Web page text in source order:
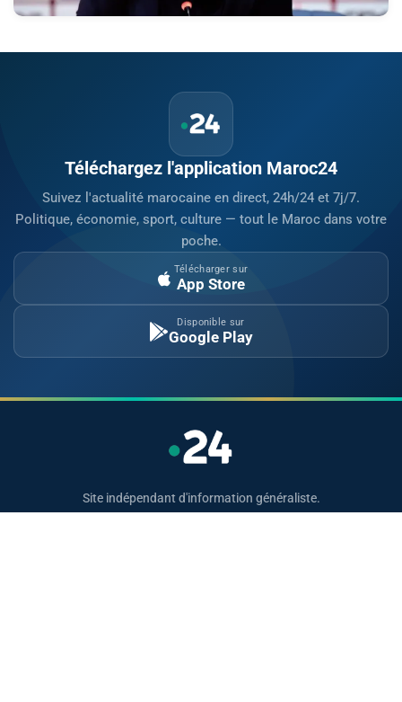
Téléchargez l'application Maroc24
Suivez l'actualité marocaine en direct, 24h/24 et 7j/7.
Politique, économie, sport, culture — tout le Maroc dans votre
poche.
Télécharger sur
App Store
Disponible sur
Google Play
Site indépendant d'information généraliste.